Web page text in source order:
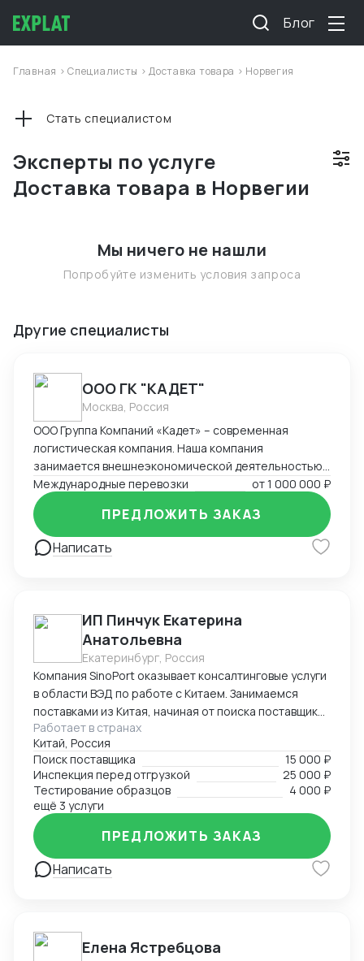
Блог
Главная >Специалисты >Доставка товара > Норвегия
Эксперты по услуге
Доставка товара в Норвегии
Стать специалистом
Мы ничего не нашли
Попробуйте изменить условия запроса
Другие специалисты
ООО ГК "КАДЕТ"
Москва, Россия
ООО Группа Компаний «Кадет» – современная
логистическая компания. Наша компания
занимается внешнеэкономической деятельностью
на протяжении 21 года. За это время компания
накопила богатый опыт в ведении внешнеторговых
сделок, организации мультимодальных
международных перевозок (авто, море, авиа, ж/д).
Наш подход – решение поставленных задач и
Международные перевозки от1 000 000 ₽
Написать
ПРЕДЛОЖИТЬ ЗАКАЗ
ИП Пинчук Екатерина
Анатольевна
Екатеринбург, Россия
Компания SinoPort оказывает консалтинговые услуги
в области ВЭД по работе с Китаем. Занимаемся
поставками из Китая, начиная от поиска поставщиков
и заканчивая отгрузками в Россию. Поможем найти
лучшего поставщика необходимого товара по
предоставленному техническому заданию.
Работаем с разными товарными группами, как с
товарами народного потребления, так и со
сложными техническими запросами по поставке и
сборке оборудования
Работает в странах
Китай, Россия
Поиск поставщика
15 000 ₽
Инспекция перед отгрузкой
25 000 ₽
Тестирование образцов
4 000 ₽
ещё 3 услуги
Написать
ПРЕДЛОЖИТЬ ЗАКАЗ
Елена Ястребцова